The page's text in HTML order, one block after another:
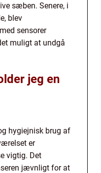
sæben. Senere, i
blev
sensorer
muligt at undgå
jeg en
hygiejnisk brug af
er
vigtig. Det
jævnligt for at